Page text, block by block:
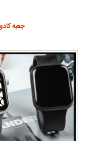
جعبه